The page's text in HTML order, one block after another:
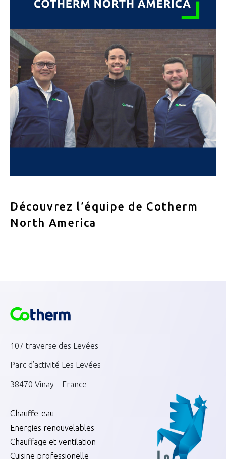
Découvrez l’équipe de Cotherm
North America
107 traverse des Levées
Parc d’activité Les Levées
38470 Vinay – France
Chauffe-eau
Energies renouvelables
Chauffage et ventilation
Cuisine professionelle